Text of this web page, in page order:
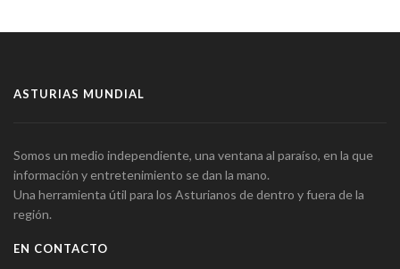
ASTURIAS MUNDIAL
Somos un medio independiente, una ventana al paraíso, en la que
información y entretenimiento se dan la mano.
Una herramienta útil para los Asturianos de dentro y fuera de la
región.
EN CONTACTO